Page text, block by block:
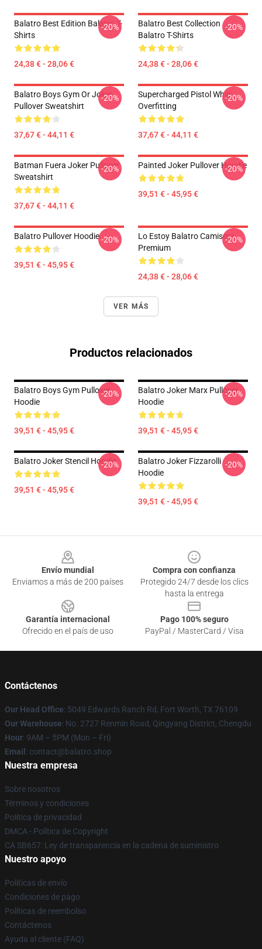
Balatro Best Edition Balatro T-
Shirts
24,38 € - 28,06 €
-20%
Balatro Best Collection
Balatro T-Shirts
24,38 € - 28,06 €
-20%
Balatro Boys Gym Or Joker
Pullover Sweatshirt
37,67 € - 44,11 €
-20%
Supercharged Pistol Whip
Overfitting
37,67 € - 44,11 €
-20%
Batman Fuera Joker Pullover
Sweatshirt
37,67 € - 44,11 €
-20% Painted Joker Pullover Hoodie
39,51 € - 45,95 €
-20%
Balatro Pullover Hoodie
39,51 € - 45,95 €
-20%
Lo Estoy Balatro Camiseta
Premium
24,38 € - 28,06 €
-20%
VER MÁS
Productos relacionados
Balatro Boys Gym Pullover
Hoodie
39,51 € - 45,95 €
-20%
Balatro Joker Marx Pullover
Hoodie
39,51 € - 45,95 €
-20%
Balatro Joker Stencil Hoodie
39,51 € - 45,95 €
-20%
Balatro Joker Fizzarolli
Hoodie
39,51 € - 45,95 €
-20%
Envío mundial
Enviamos a más de 200 países
Compra con confianza
Protegido 24/7 desde los clics
hasta la entrega
Garantía internacional
Ofrecido en el país de uso
Pago 100% seguro
PayPal / MasterCard / Visa
Contáctenos
Our Head Office: 5049 Edwards Ranch Rd, Fort Worth, TX 76109
Our Warehouse: No. 2727 Renmin Road, Qingyang District, Chengdu
Hour: 9AM – 5PM (Mon – Fri)
Email : contact@balatro.shop
Nuestra empresa
Sobre nosotros
Términos y condiciones
Política de privacidad
DMCA - Política de Copyright
CA SB657: Ley de transparencia en la cadena de suministro
Nuestro apoyo
Políticas de envío
Condiciones de pago
Políticas de reembolso
Contáctenos
Ayuda al cliente (FAQ)